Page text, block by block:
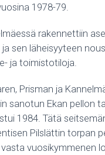
1978-79.
rakennettiin
sen läheisyyteen
ja toimistotiloja.
Prisman ja
sanotun Ekan pellon
1984. Tätä
Pilslättin torpan
vuosikymmenen